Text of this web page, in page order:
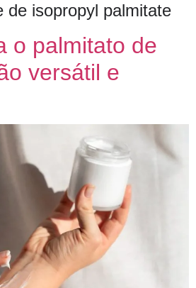
de isopropyl palmitate
o palmitato de
versátil e